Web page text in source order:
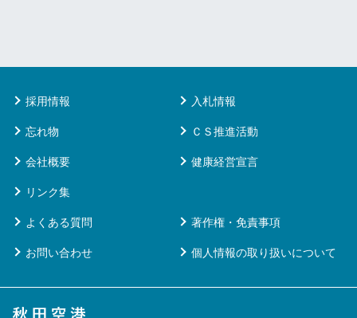
採用情報 入札情報
忘れ物 ＣＳ推進活動
会社概要 健康経営宣言
リンク集
よくある質問 著作権・免責事項
お問い合わせ 個人情報の取り扱いについて